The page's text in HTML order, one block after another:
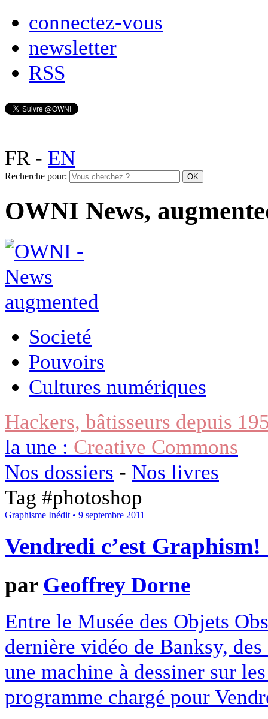
connectez-vous
newsletter
RSS
FR- EN
Recherche pour:
OWNI News,
Societé
Pouvoirs
Cultures numériques
Hackers, bâtisseurs depuis
la une : Creative Commons
Nos dossiers - Nos livres
Tag #photoshop
Graphisme Inédit • 9 septembre 2011
Vendredi c’est Graphism!
par Geoffrey Dorne
Entre le Musée des Objets
dernière vidéo de Banksy,
une machine à dessiner sur
programme chargé pour